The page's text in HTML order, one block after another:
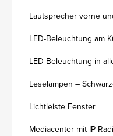
Lautsprecher vorne
LED-Beleuchtung am
LED-Beleuchtung in
Leselampen –
Lichtleiste Fenster
Mediacenter mit IP-